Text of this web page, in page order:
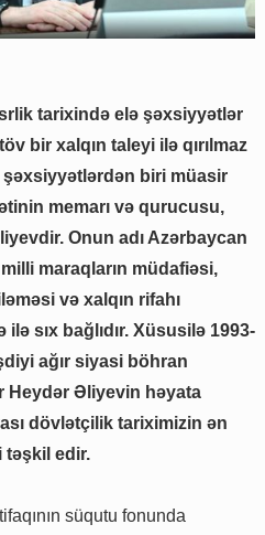
tarixində elə şəxsiyyətlər
bir xalqın taleyi ilə qırılmaz
şəxsiyyətlərdən biri müasir
memarı və qurucusu,
Onun adı Azərbaycan
maraqların müdafiəsi,
və xalqın rifahı
sıx bağlıdır. Xüsusilə 1993-
ağır siyasi böhran
Heydər Əliyevin həyata
dövlətçilik tariximizin ən
təşkil edir.
süqutu fonunda